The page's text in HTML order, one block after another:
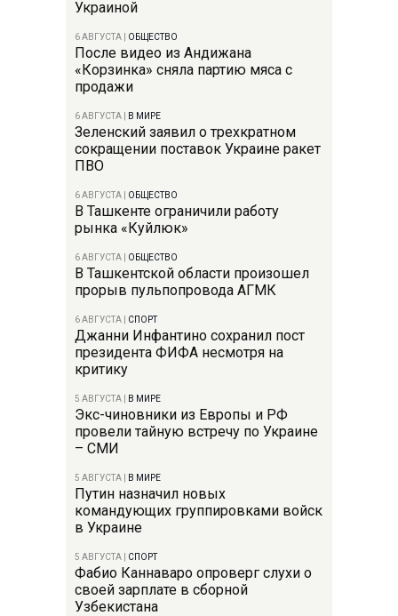
Украиной
6 АВГУСТА ОБЩЕСТВО
После видео из Андижана
«Корзинка» сняла партию мяса с
продажи
6 АВГУСТА В МИРЕ
Зеленский заявил о трехкратном
сокращении поставок Украине ракет
ПВО
6 АВГУСТА ОБЩЕСТВО
В Ташкенте ограничили работу
рынка «Куйлюк»
6 АВГУСТА ОБЩЕСТВО
В Ташкентской области произошел
прорыв пульпопровода АГМК
6 АВГУСТА СПОРТ
Джанни Инфантино сохранил пост
президента ФИФА несмотря на
критику
5 АВГУСТА В МИРЕ
Экс-чиновники из Европы и РФ
провели тайную встречу по Украине
– СМИ
5 АВГУСТА В МИРЕ
Путин назначил новых
командующих группировками войск
в Украине
5 АВГУСТА СПОРТ
Фабио Каннаваро опроверг слухи о
своей зарплате в сборной
Узбекистана